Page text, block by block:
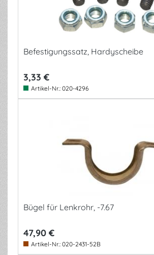
Befestigungssatz, Hardyscheibe
3,33 €
Artikel-Nr.: 020-4296
Bügel für Lenkrohr, -7.67
47,90 €
Artikel-Nr.: 020-2431-52B